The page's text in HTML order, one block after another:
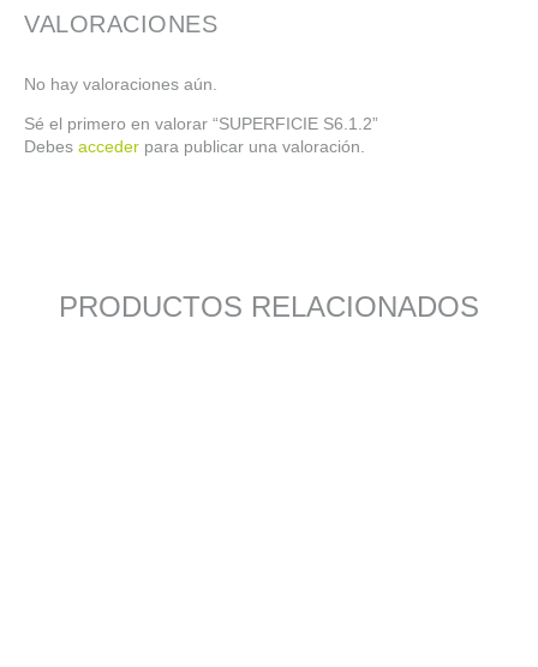
VALORACIONES
No hay valoraciones aún.
Sé el primero en valorar “SUPERFICIE S6.1.2”
Debes acceder para publicar una valoración.
PRODUCTOS RELACIONADOS